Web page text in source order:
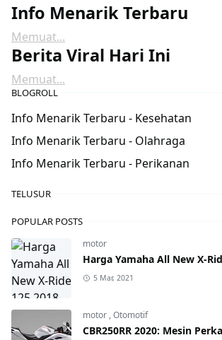
Info Menarik Terbaru
Memuat...
Berita Viral Hari Ini
Memuat...
BLOGROLL
Info Menarik Terbaru - Kesehatan
Info Menarik Terbaru - Olahraga
Info Menarik Terbaru - Perikanan
TELUSUR
POPULAR POSTS
motor
Harga Yamaha All New X-
5 Mar, 2021
motor ,Otomotif
CBR250RR 2020: Mesin